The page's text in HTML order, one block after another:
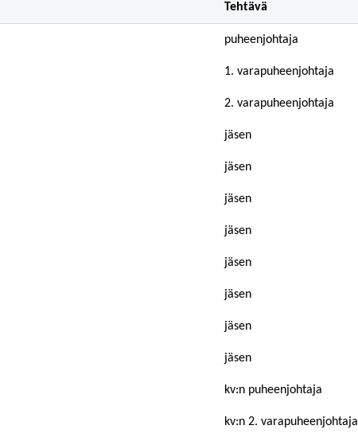
Tehtävä
puheenjohtaja
1. varapuheenjohtaja
2. varapuheenjohtaja
jäsen
jäsen
jäsen
jäsen
jäsen
jäsen
jäsen
jäsen
kv:n puheenjohtaja
kv:n 2. varapuheenjohtaja